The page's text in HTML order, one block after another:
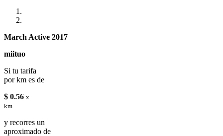
March Active 2017
miituo
Si tu tarifa
por km es de
$ 0.56 x
km
y recorres un
aproximado de